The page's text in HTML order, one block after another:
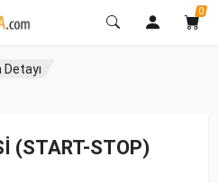
0
Detayı
(START-STOP)